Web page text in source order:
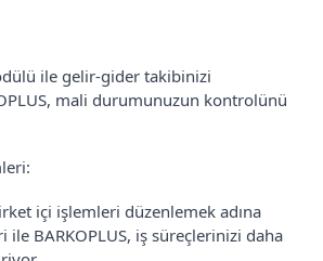
ile gelir-gider takibinizi
mali durumunuzun kontrolünü
içi işlemleri düzenlemek adına
BARKOPLUS, iş süreçlerinizi daha